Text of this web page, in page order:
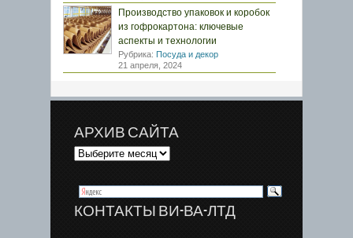
Производство упаковок и коробок
из гофрокартона: ключевые
аспекты и технологии
Рубрика: Посуда и декор
21 апреля, 2024
АРХИВ САЙТА
КОНТАКТЫ ВИ-ВА-ЛТД